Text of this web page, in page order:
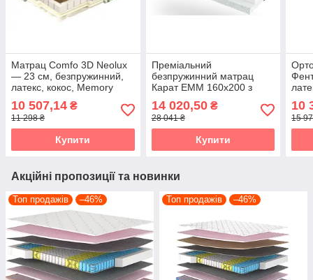
Матрац Comfo 3D Neolux
— 23 см, безпружинний,
латекс, кокос, Memory
10 507,14 ₴
11 298 ₴
Купити
Преміальний
безпружинний матрац
Карат EMM 160х200 з
Zone та піною Orthogel
14 020,50₴
28 041 ₴
Купити
10
15
Акційні пропозиції та новинки
Топ продажів –46% Топ продажів –46%